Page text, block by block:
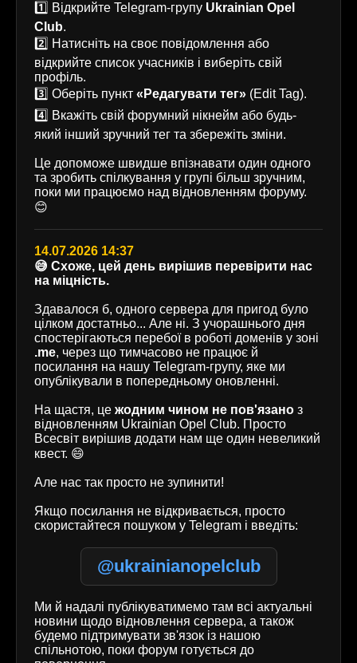
1️⃣ Відкрийте Telegram-групу Ukrainian Opel
Club.
2️⃣ Натисніть на своє повідомлення або
відкрийте список учасників і виберіть свій
профіль.
3️⃣ Оберіть пункт «Редагувати тег» (Edit Tag).
4️⃣ Вкажіть свій форумний нікнейм або будь-
який інший зручний тег та збережіть зміни.
Це допоможе швидше впізнавати один одного
та зробить спілкування у групі більш зручним,
поки ми працюємо над відновленням форуму.
😊
14.07.2026 14:37
😅 Схоже, цей день вирішив перевірити нас
на міцність.
Здавалося б, одного сервера для пригод було
цілком достатньо... Але ні. З учорашнього дня
спостерігаються перебої в роботі доменів у зоні
.me, через що тимчасово не працює й
посилання на нашу Telegram-групу, яке ми
опублікували в попередньому оновленні.
На щастя, це жодним чином не пов'язано з
відновленням Ukrainian Opel Club. Просто
Всесвіт вирішив додати нам ще один невеликий
квест. 😄
Але нас так просто не зупинити!
Якщо посилання не відкривається, просто
скористайтеся пошуком у Telegram і введіть:
@ukrainianopelclub
Ми й надалі публікуватимемо там всі актуальні
новини щодо відновлення сервера, а також
будемо підтримувати зв'язок із нашою
спільнотою, поки форум готується до